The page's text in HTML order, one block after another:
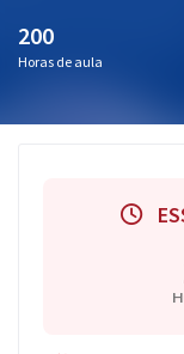
Conteúdo gratuito
Aprovados
200
Horas de aula